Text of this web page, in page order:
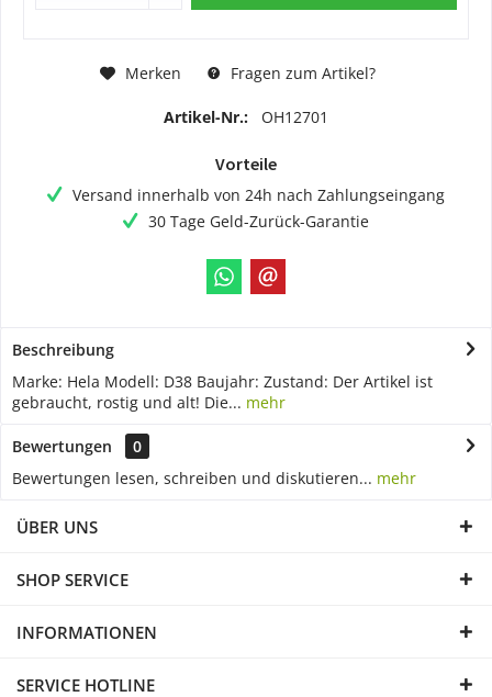
Merken Fragen zum Artikel?
Artikel-Nr.: OH12701
Vorteile
Versand innerhalb von 24h nach Zahlungseingang
30 Tage Geld-Zurück-Garantie
Beschreibung
Marke: Hela Modell: D38 Baujahr: Zustand: Der Artikel ist
gebraucht, rostig und alt! Die... mehr
Bewertungen
0
Bewertungen lesen, schreiben und diskutieren... mehr
ÜBER UNS
SHOP SERVICE
INFORMATIONEN
SERVICE HOTLINE